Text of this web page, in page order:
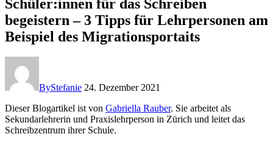
Schüler:innen für das Schreiben
begeistern – 3 Tipps für Lehrpersonen am
Beispiel des Migrationsportaits
ByStefanie 24. Dezember 2021
Dieser Blogartikel ist von Gabriella Rauber. Sie arbeitet als
Sekundarlehrerin und Praxislehrperson in Zürich und leitet das
Schreibzentrum ihrer Schule.